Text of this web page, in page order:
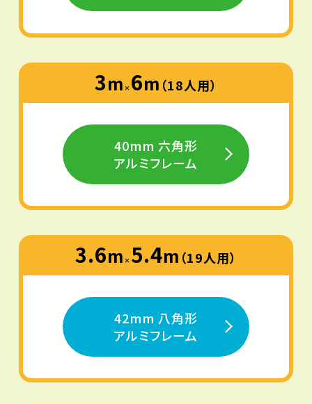
3m × 6m （18人用）
40mm 六角形
アルミフレーム
3.6m × 5.4m （19人用）
42mm 八角形
アルミフレーム